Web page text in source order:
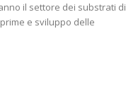
il settore dei substrati di
e sviluppo delle